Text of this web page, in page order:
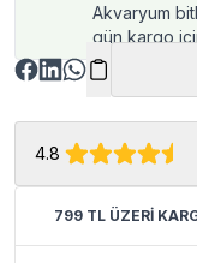
Akvaryum
gün kargo
4.8
799 TL ÜZERİ